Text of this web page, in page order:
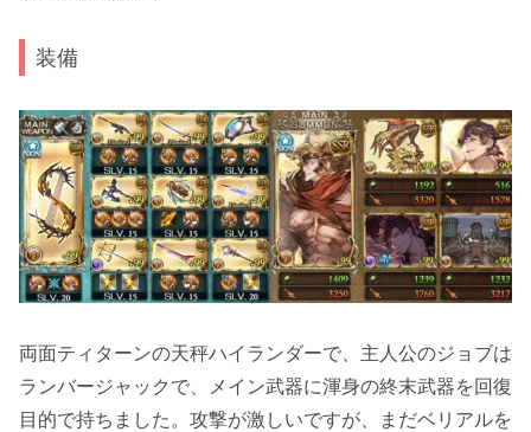
装備
両面ティターンの天秤ハイランダーで、主人公のジョブは
ランバージャックで、メイン武器に渾身の終末武器を回復
目的で持ちました。攻撃が激しいですが、まだベリアルを